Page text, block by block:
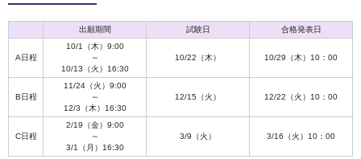
出願期間 試験日 合格発表日
A日程
10/1（木）9:00
～
10/13（火）16:30
10/22（木） 10/29（木）10：00
B日程
11/24（火）9:00
～
12/3（木）16:30
12/15（火） 12/22（火）10：00
C日程
2/19（金）9:00
～
3/1（月）16:30
3/9（火） 3/16（火）10：00